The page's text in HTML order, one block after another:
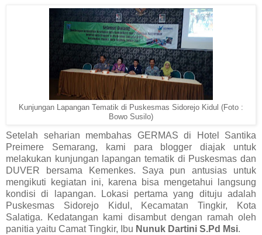
Kunjungan Lapangan Tematik di Puskesmas Sidorejo Kidul (Foto :
Bowo Susilo)
Setelah seharian membahas GERMAS di Hotel Santika
Preimere Semarang, kami para blogger diajak untuk
melakukan kunjungan lapangan tematik di Puskesmas dan
DUVER bersama Kemenkes. Saya pun antusias untuk
mengikuti kegiatan ini, karena bisa mengetahui langsung
kondisi di lapangan. Lokasi pertama yang dituju adalah
Puskesmas Sidorejo Kidul, Kecamatan Tingkir, Kota
Salatiga. Kedatangan kami disambut dengan ramah oleh
panitia yaitu Camat Tingkir, Ibu Nunuk Dartini S.Pd Msi.